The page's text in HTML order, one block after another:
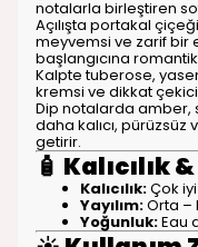
notalarla birleştiren
Açılışta portakal
meyvemsi ve zarif bir
başlangıcına
Kalpte tuberose,
kremsi ve dikkat
Dip notalarda amber,
daha kalıcı, pürüzsüz
getirir.
🧴 Kalıcılık
Kalıcılık:Çok
Yayılım:Orta –
Yoğunluk:Eau